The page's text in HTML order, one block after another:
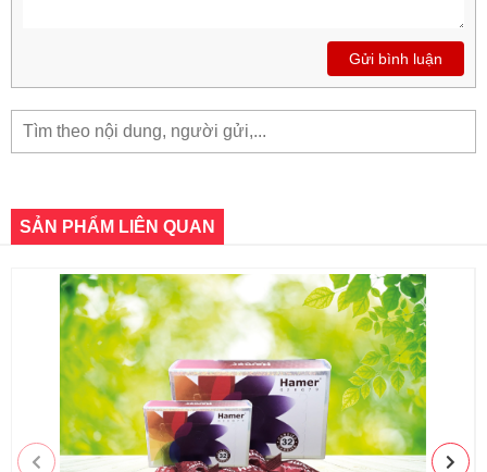
Gửi bình luận
SẢN PHẨM LIÊN QUAN